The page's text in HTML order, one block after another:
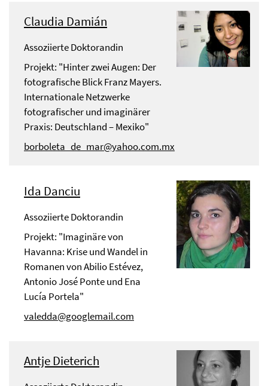
Claudia Damián
Assoziierte Doktorandin
Projekt: "Hinter zwei Augen: Der
fotografische Blick Franz Mayers.
Internationale Netzwerke
fotografischer und imaginärer
Praxis: Deutschland – Mexiko"
borboleta_de_mar@yahoo.com.mx
Ida Danciu
Assoziierte Doktorandin
Projekt: "Imaginäre von
Havanna: Krise und Wandel in
Romanen von Abilio Estévez,
Antonio José Ponte und Ena
Lucía Portela"
valedda@googlemail.com
Antje Dieterich